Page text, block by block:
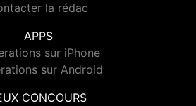
la rédac
APPS
sur iPhone
sur Android
CONCOURS